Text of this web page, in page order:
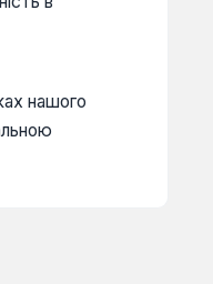
нашого